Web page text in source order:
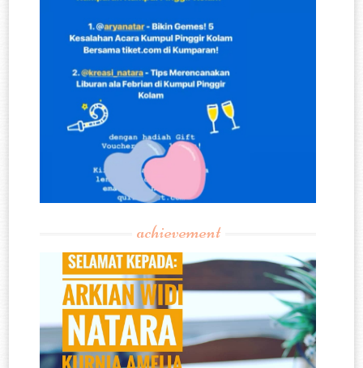
achievement